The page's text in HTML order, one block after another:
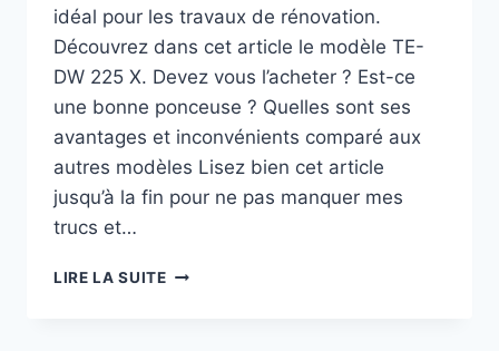
idéal pour les travaux de rénovation.
Découvrez dans cet article le modèle TE-
DW 225 X. Devez vous l’acheter ? Est-ce
une bonne ponceuse ? Quelles sont ses
avantages et inconvénients comparé aux
autres modèles Lisez bien cet article
jusqu’à la fin pour ne pas manquer mes
trucs et…
LIRE LA SUITEPONCEUSE